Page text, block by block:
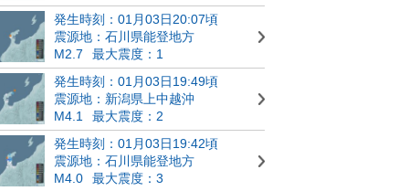
発生時刻：01月03日20:07頃
震源地：石川県能登地方
M2.7
最大震度：1
発生時刻：01月03日19:49頃
震源地：新潟県上中越沖
M4.1
最大震度：2
発生時刻：01月03日19:42頃
震源地：石川県能登地方
M4.0
最大震度：3